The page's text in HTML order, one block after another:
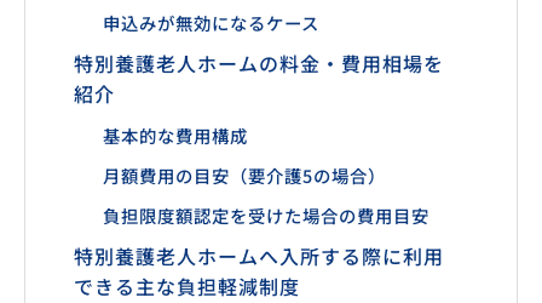
申込みが無効になるケース
特別養護老人ホームの料金・費用相場を
紹介
基本的な費用構成
月額費用の目安（要介護5の場合）
負担限度額認定を受けた場合の費用目安
特別養護老人ホームへ入所する際に利用
できる主な負担軽減制度